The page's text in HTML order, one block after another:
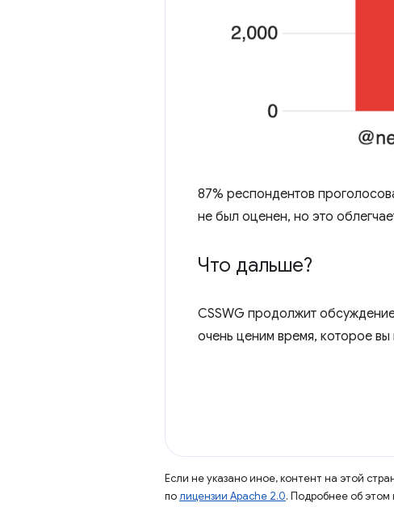
87% респондентов
не был оценен, но это
Что дальше?
CSSWG продолжит
очень ценим время, которое
Если не указано иное, контент на этой
полицензии Apache 2.0. Подробнее об этом